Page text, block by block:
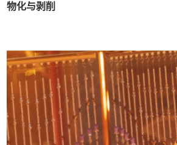
物化与剥削